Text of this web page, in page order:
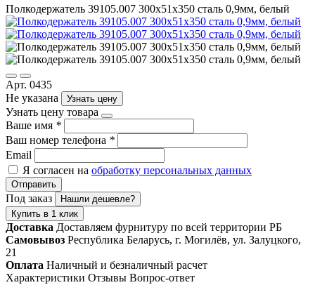
Полкодержатель 39105.007 300х51х350 сталь 0,9мм, белый
Арт. 0435
Не указана
Узнать цену
Узнать цену товара
Ваше имя *
Ваш номер телефона *
Email
Я согласен на обработку персональных данных
Отправить
Под заказ
Нашли дешевле?
Купить в 1 клик
Доставка Доставляем фурнитуру по всей территории РБ
Самовывоз Республика Беларусь, г. Могилёв, ул. Залуцкого,
21
Оплата Наличный и безналичный расчет
Характеристики Отзывы Вопрос-ответ